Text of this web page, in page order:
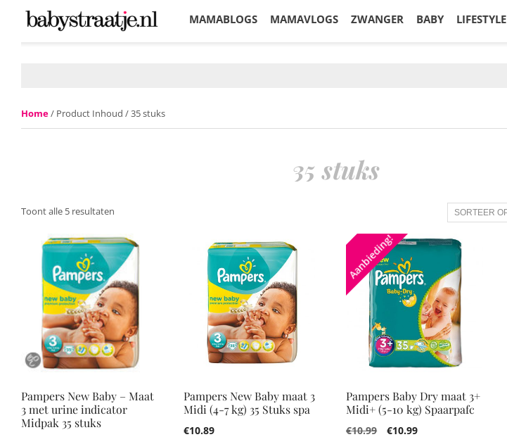
MAMABLOGS MAMAVLOGS ZWANGER BABY LIFESTYLE
Home/ Product Inhoud / 35 stuks
35 stuks
Toont alle 5 resultaten
Pampers New Baby – Maat
3 met urine indicator
Midpak 35 stuks
Pampers New Baby maat 3
Midi (4-7 kg) 35 Stuks spa
€10.89
Aanbieding!
Pampers Baby Dry maat 3+
Midi+ (5-10 kg) Spaarpafc
€10.99 €10.99